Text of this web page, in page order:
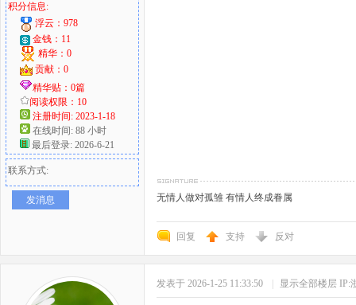
积分信息:
浮云：978
金钱：11
精华：0
贡献：0
精华贴：0篇
阅读权限：10
注册时间: 2023-1-18
在线时间: 88 小时
最后登录: 2026-6-21
联系方式:
发消息 无情人做对孤雏 有情人终成眷属
回复 支持 反对
发表于 2026-1-25 11:33:50 显示全部楼层 IP: